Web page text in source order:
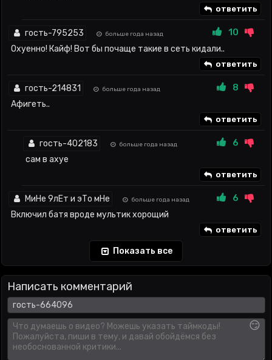
ответить
гость-795253 больше года назад 10
Охуенно! Кайф! Вот бы почаще такие в сеть кидали..
ответить
гость-214831 больше года назад 8
Афигеть..
ответить
гость-402183 больше года назад 6
сам в ахуе
ответить
МиНе 9лЕт и эТо мНе больше года назад 6
Включил батя вроде мультик хорощий
ответить
Показать все
Написать комментарий
😏